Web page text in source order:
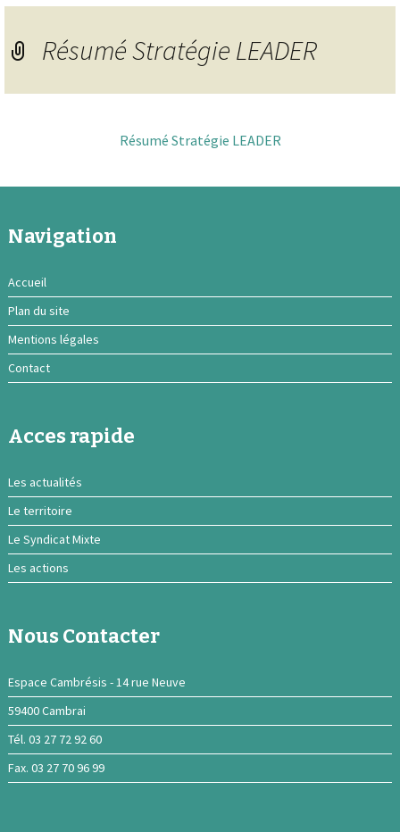
Résumé Stratégie LEADER
Résumé Stratégie LEADER
Navigation
Accueil
Plan du site
Mentions légales
Contact
Acces rapide
Les actualités
Le territoire
Le Syndicat Mixte
Les actions
Nous Contacter
Espace Cambrésis - 14 rue Neuve
59400 Cambrai
Tél. 03 27 72 92 60
Fax. 03 27 70 96 99